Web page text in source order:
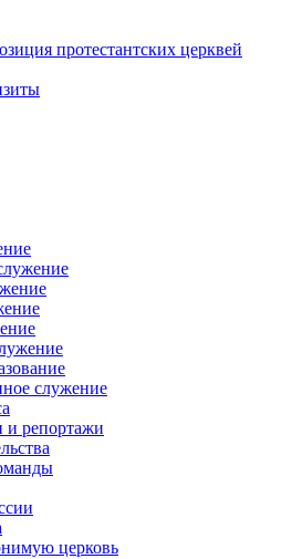
протестантских церквей
служение
и репортажи
церковь